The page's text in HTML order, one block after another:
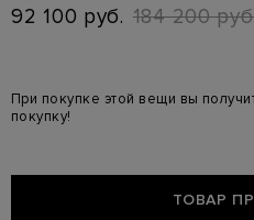
92 100 руб. 184 200
При покупке этой вещи вы
покупку!
ТОВАР